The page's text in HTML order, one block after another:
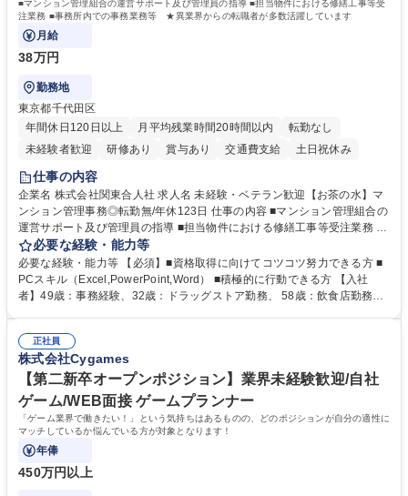
■マンション管理組合の運営サポート及び管理員の指導 ■担当物件における修繕工事等受
注業務 ■事務所内での事務業務等 ★異業界からの転職者が多数活躍しています
月給
38万円
勤務地
東京都千代田区
年間休日120日以上
月平均残業時間20時間以内
転勤なし
未経験者歓迎
研修あり 賞与あり 交通費支給 土日祝休み
仕事の内容
企業名 株式会社関東合人社 求人名 未経験・ベテラン歓迎【お茶の水】マ
ンション管理事務◎転勤無/年休123日 仕事の内容 ■マンション管理組合の
運営サポート及び管理員の指導 ■担当物件における修繕工事等受注業務 ■
事務所内での事務業務等 ★異業界からの転職者が多数活躍しています
【年収補足】532万円 ＋別途インセンティヴで平均約100万円/年（昨年度
実績） ＋管理業務主任者資格手当50,000円/月 ★親会社である株式会社合
人社計画研究所社のグループ会社として、質の高いサービスと適性価格を
無/年休123日
必要な経験・能力等
必要な経験・能力等 【必須】■資格取得に向けてコツコツ努力できる方 ■
PCスキル（Excel,PowerPoint,Word） ■積極的に行動できる方 【入社
者】49歳：事務経験、32歳：ドラッグストア勤務、 58歳：飲食店勤務
得出来ております！ 【魅力】■フレックス制度、未経験からでも下限年収
を一律支給！ ■管理業務主任者資格取得後には50,000円/月の手当あり！
学歴・資格 学歴：大学院 大学 高専 短大 専修学校 高校 語学力： 資格：第
一種運転免許普通自動車
正社員
株式会社Cygames
【第二新卒オープンポジション】業界未経験歓迎/自社
ゲーム/WEB面接 ゲームプランナー
「ゲーム業界で働きたい！」という気持ちはあるものの、どのポジションが自分の適性に
マッチしているか悩んでいる方が対象となります！
年俸
450万円以上